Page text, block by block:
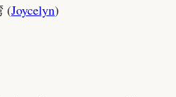
(Joycelyn)